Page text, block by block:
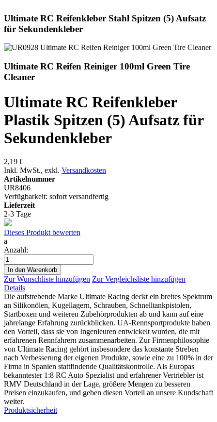
Ultimate RC Reifenkleber Stahl Spitzen (5) Aufsatz
für Sekundenkleber
Ultimate RC Reifen Reiniger 100ml Green Tire
Cleaner
Ultimate RC Reifenkleber
Plastik Spitzen (5) Aufsatz für
Sekundenkleber
2,19 €
Inkl. MwSt., exkl. Versandkosten
Artikelnummer
UR8406
Verfügbarkeit: sofort versandfertig
Lieferzeit
2-3 Tage
Dieses Produkt bewerten
a
Anzahl:
In den Warenkorb
Zur Wunschliste hinzufügen Zur Vergleichsliste hinzufügen
Details
Die aufstrebende Marke Ultimate Racing deckt ein breites Spektrum
an Silikonölen, Kugellagern, Schrauben, Schnelltankpistolen,
Startboxen und weiteren Zubehörprodukten ab und kann auf eine
jahrelange Erfahrung zurückblicken. UA-Rennsportprodukte haben
den Vorteil, dass sie von Ingenieuren entwickelt wurden, die mit
erfahrenen Rennfahrern zusammenarbeiten. Zur Firmenphilosophie
von Ultimate Racing gehört insbesondere das konstante Streben
nach Verbesserung der eigenen Produkte, sowie eine zu 100% in der
Firma in Spanien stattfindende Qualitätskontrolle. Als Europas
bekanntester 1:8 RC Auto Spezialist und erfahrener Vertriebler ist
RMV Deutschland in der Lage, größere Mengen zu besseren
Preisen einzukaufen, und geben diesen Vorteil an unsere Kundschaft
weiter.
Produktsicherheit